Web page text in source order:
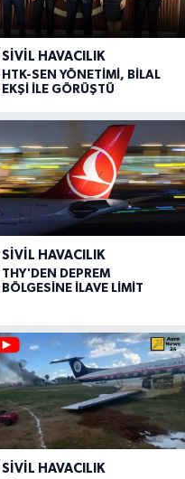
SIVIL HAVACILIK
HTK-SEN YÖNETİMİ, BİLAL
EKŞİ İLE GÖRÜŞTÜ
SIVIL HAVACILIK
THY'DEN DEPREM
BÖLGESİNE İLAVE LİMİT
SIVIL HAVACILIK